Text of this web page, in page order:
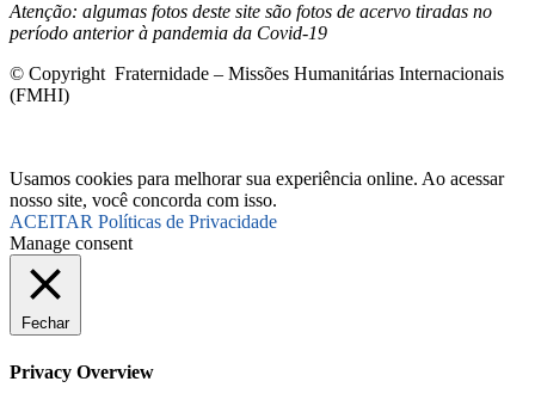
Atenção: algumas fotos deste site são fotos de acervo tiradas no
período anterior à pandemia da Covid-19
© Copyright Fraternidade – Missões Humanitárias Internacionais
(FMHI)
Usamos cookies para melhorar sua experiência online. Ao acessar
nosso site, você concorda com isso.
ACEITAR Políticas de Privacidade
Manage consent
Fechar
Privacy Overview